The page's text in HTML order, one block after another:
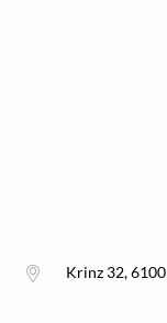
Krinz 32,6100